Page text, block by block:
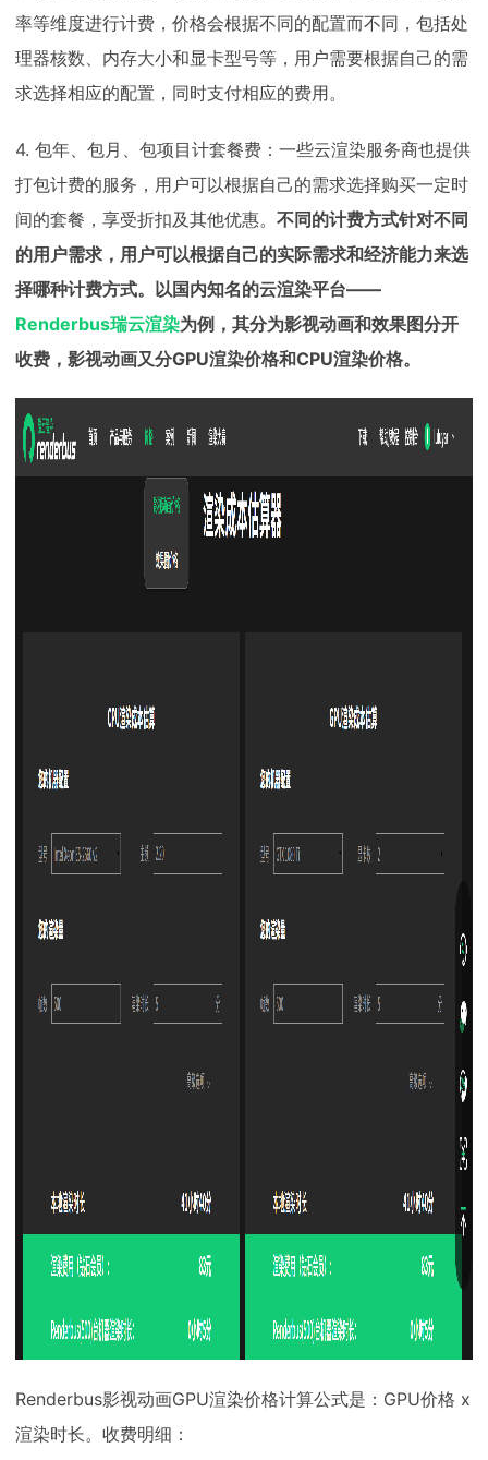
率等维度进行计费，价格会根据不同的配置而不同，包括处
理器核数、内存大小和显卡型号等，用户需要根据自己的需
求选择相应的配置，同时支付相应的费用。
4. 包年、包月、包项目计套餐费：一些云渲染服务商也提供
打包计费的服务，用户可以根据自己的需求选择购买一定时
间的套餐，享受折扣及其他优惠。 不同的计费方式针对不同
的用户需求，用户可以根据自己的实际需求和经济能力来选
择哪种计费方式。以国内知名的云渲染平台——
Renderbus瑞云渲染为例，其分为影视动画和效果图分开
收费，影视动画又分GPU渲染价格和CPU渲染价格。
Renderbus影视动画GPU渲染价格计算公式是：GPU价格 x
渲染时长。收费明细：